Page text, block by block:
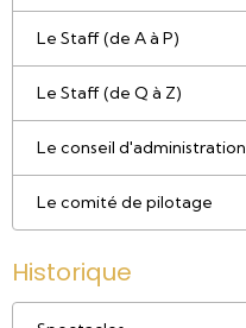
Le Staff (de A à P)
Le Staff (de Q à Z)
Le conseil d'administration
Le comité de pilotage
Historique